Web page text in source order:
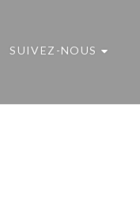
SUIVEZ-NOUS